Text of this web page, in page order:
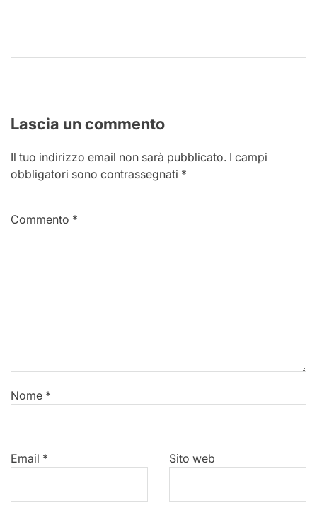
Lascia un commento
Il tuo indirizzo email non sarà pubblicato. I campi
obbligatori sono contrassegnati *
Commento *
Nome *
Email * Sito web